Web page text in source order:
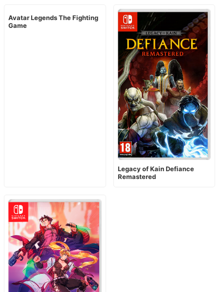
Avatar Legends The Fighting
Game
Legacy of Kain Defiance
Remastered